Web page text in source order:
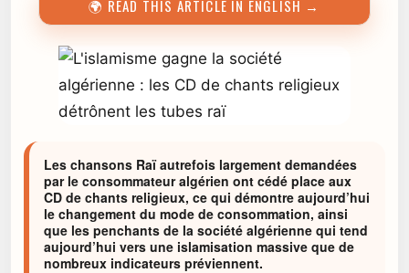
🌍 READ THIS ARTICLE IN ENGLISH →
Les chansons Raï autrefois largement demandées
par le consommateur algérien ont cédé place aux
CD de chants religieux, ce qui démontre aujourd’hui
le changement du mode de consommation, ainsi
que les penchants de la société algérienne qui tend
aujourd’hui vers une islamisation massive que de
nombreux indicateurs préviennent.